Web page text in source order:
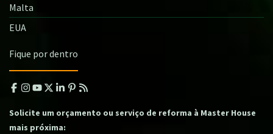
Malta
EUA
Fique por dentro
Solicite um orçamento ou serviço de reforma à Master House
mais próxima: